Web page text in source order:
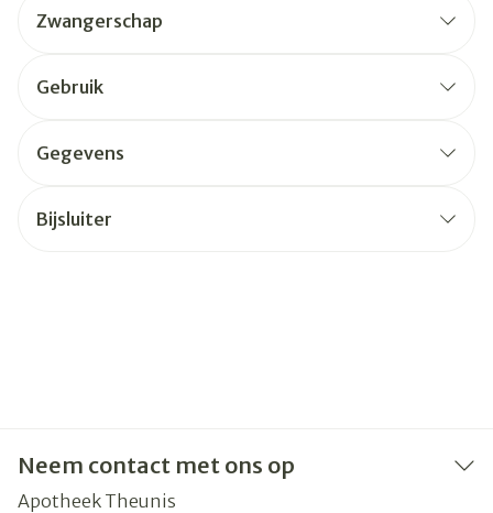
Zwangerschap
Gebruik
Gegevens
Bijsluiter
Neem contact met ons op
Apotheek Theunis